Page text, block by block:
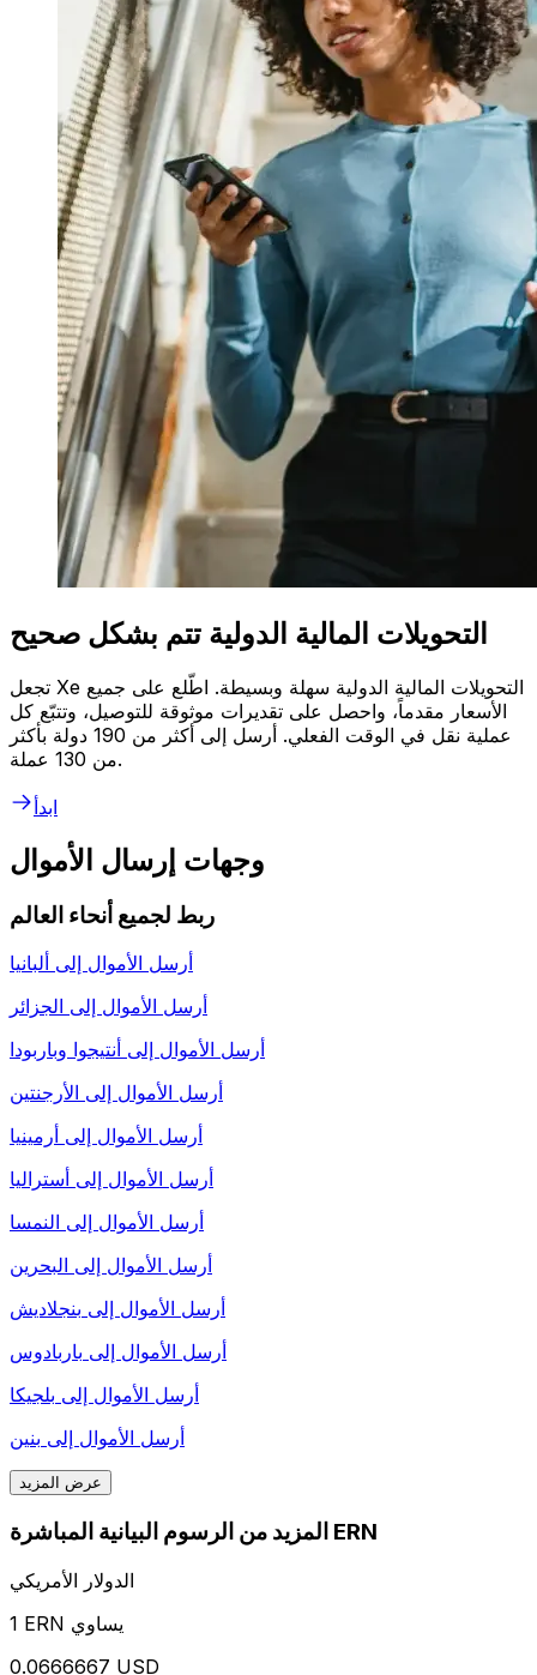
التحويلات المالية الدولية تتم بشكل صحيح
تجعل Xe التحويلات المالية الدولية سهلة وبسيطة. اطّلع على جميع
الأسعار مقدماً، واحصل على تقديرات موثوقة للتوصيل، وتتبّع كل
عملية نقل في الوقت الفعلي. أرسل إلى أكثر من 190 دولة بأكثر
من 130 عملة.
ابدأ
وجهات إرسال الأموال
ربط لجميع أنحاء العالم
أرسل الأموال إلى ألبانيا
أرسل الأموال إلى الجزائر
أرسل الأموال إلى أنتيجوا وباربودا
أرسل الأموال إلى الأرجنتين
أرسل الأموال إلى أرمينيا
أرسل الأموال إلى أستراليا
أرسل الأموال إلى النمسا
أرسل الأموال إلى البحرين
أرسل الأموال إلى بنجلاديش
أرسل الأموال إلى باربادوس
أرسل الأموال إلى بلجيكا
أرسل الأموال إلى بنين
عرض المزيد
المزيد من الرسوم البيانية المباشرة ERN
الدولار الأمريكي
1 ERN يساوي
0.0666667 USD